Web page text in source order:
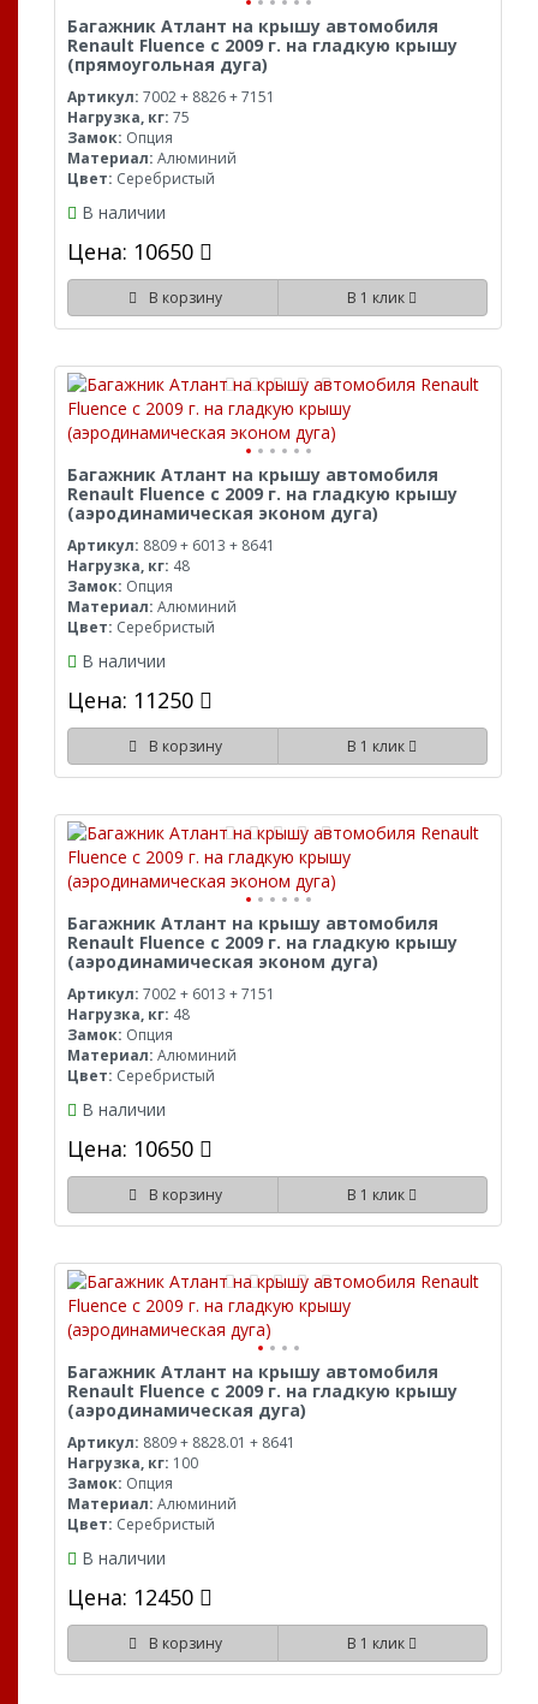
Багажник Атлант на крышу автомобиля
Renault Fluence с 2009 г. на гладкую крышу
(прямоугольная дуга)
Артикул: 7002 + 8826 + 7151
Нагрузка, кг: 75
Замок: Опция
Материал: Алюминий
Цвет: Серебристый
В наличии
Цена: 10650
В корзину В 1 клик
Багажник Атлант на крышу автомобиля
Renault Fluence с 2009 г. на гладкую крышу
(аэродинамическая эконом дуга)
Артикул: 8809 + 6013 + 8641
Нагрузка, кг: 48
Замок: Опция
Материал: Алюминий
Цвет: Серебристый
В наличии
Цена: 11250
В корзину В 1 клик
Багажник Атлант на крышу автомобиля
Renault Fluence с 2009 г. на гладкую крышу
(аэродинамическая эконом дуга)
Артикул: 7002 + 6013 + 7151
Нагрузка, кг: 48
Замок: Опция
Материал: Алюминий
Цвет: Серебристый
В наличии
Цена: 10650
В корзину В 1 клик
Багажник Атлант на крышу автомобиля
Renault Fluence с 2009 г. на гладкую крышу
(аэродинамическая дуга)
Артикул: 8809 + 8828.01 + 8641
Нагрузка, кг: 100
Замок: Опция
Материал: Алюминий
Цвет: Серебристый
В наличии
Цена: 12450
В корзину В 1 клик